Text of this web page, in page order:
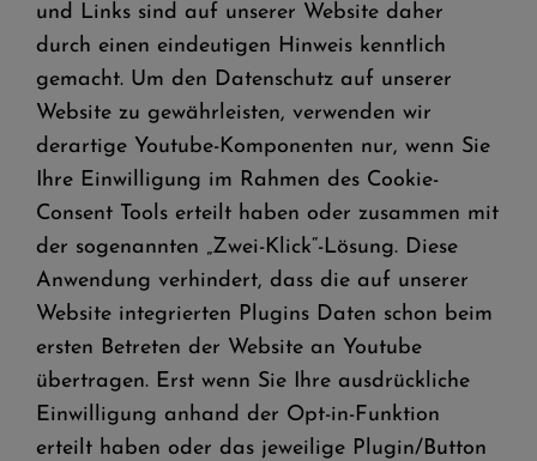
und Links sind auf unserer Website daher
durch einen eindeutigen Hinweis kenntlich
gemacht. Um den Datenschutz auf unserer
Website zu gewährleisten, verwenden wir
derartige Youtube-Komponenten nur, wenn Sie
Ihre Einwilligung im Rahmen des Cookie-
Consent Tools erteilt haben oder zusammen mit
der sogenannten „Zwei-Klick“-Lösung. Diese
Anwendung verhindert, dass die auf unserer
Website integrierten Plugins Daten schon beim
ersten Betreten der Website an Youtube
übertragen. Erst wenn Sie Ihre ausdrückliche
Einwilligung anhand der Opt-in-Funktion
erteilt haben oder das jeweilige Plugin/Button